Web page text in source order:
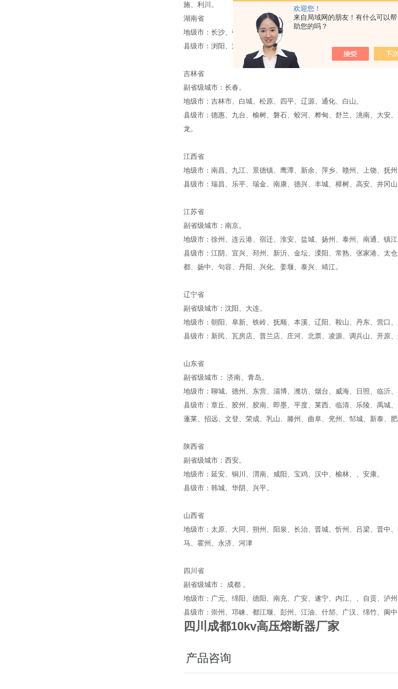
欢迎您！
来自局域网的朋友！有什么可以帮
助您的吗？
施、利川。
湖南省
地级市：长沙、张家界、常德、益阳、岳阳、株洲、湘潭、衡阳、郴
县级市：浏阳、津市、沅江、汨罗、临湘、醴陵、湘乡、韶山、耒阳
吉林省
副省级城市：长春。
地级市：吉林市、白城、松原、四平、辽源、通化、白山。
县级市：德惠、九台、榆树、磐石、蛟河、桦甸、舒兰、洮南、大安
龙。
江西省
地级市：南昌、九江、景德镇、鹰潭、新余、萍乡、赣州、上饶、抚
县级市：瑞昌、乐平、瑞金、南康、德兴、丰城、樟树、高安、井冈
江苏省
副省级城市：南京。
地级市：徐州、连云港、宿迁、淮安、盐城、扬州、泰州、南通、镇
县级市：江阴、宜兴、邳州、新沂、金坛、溧阳、常熟、张家港、太
都、扬中、句容、丹阳、兴化、姜堰、泰兴、靖江。
辽宁省
副省级城市：沈阳、大连。
地级市：朝阳、阜新、铁岭、抚顺、本溪、辽阳、鞍山、丹东、营口
县级市：新民、瓦房店、普兰店、庄河、北票、凌源、调兵山、开原
山东省
副省级城市： 济南、青岛。
地级市：聊城、德州、东营、淄博、潍坊、烟台、威海、日照、临沂
县级市：章丘、胶州、胶南、即墨、平度、莱西、临清、乐陵、禹城
蓬莱、招远、文登、荣成、乳山、滕州、曲阜、兖州、邹城、新泰、
陕西省
副省级城市：西安。
地级市：延安、铜川、渭南、咸阳、宝鸡、汉中、榆林、、安康。
县级市：韩城、华阴、兴平。
山西省
地级市：太原、大同、朔州、阳泉、长治、晋城、忻州、吕梁、晋中
马、霍州、永济、河津
四川省
副省级城市： 成都 。
地级市：广元、绵阳、德阳、南充、广安、遂宁、内江、、自贡、泸
县级市：崇州、邛崃、都江堰、彭州、江油、什邡、广汉、绵竹、阆
四川成都10kv高压熔断器厂家
产品咨询